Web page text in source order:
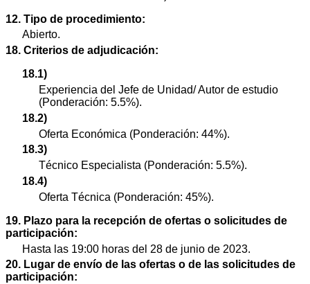
12. Tipo de procedimiento:
Abierto.
18. Criterios de adjudicación:
18.1)
Experiencia del Jefe de Unidad/ Autor de estudio
(Ponderación: 5.5%).
18.2)
Oferta Económica (Ponderación: 44%).
18.3)
Técnico Especialista (Ponderación: 5.5%).
18.4)
Oferta Técnica (Ponderación: 45%).
19. Plazo para la recepción de ofertas o solicitudes de
participación:
Hasta las 19:00 horas del 28 de junio de 2023.
20. Lugar de envío de las ofertas o de las solicitudes de
participación: